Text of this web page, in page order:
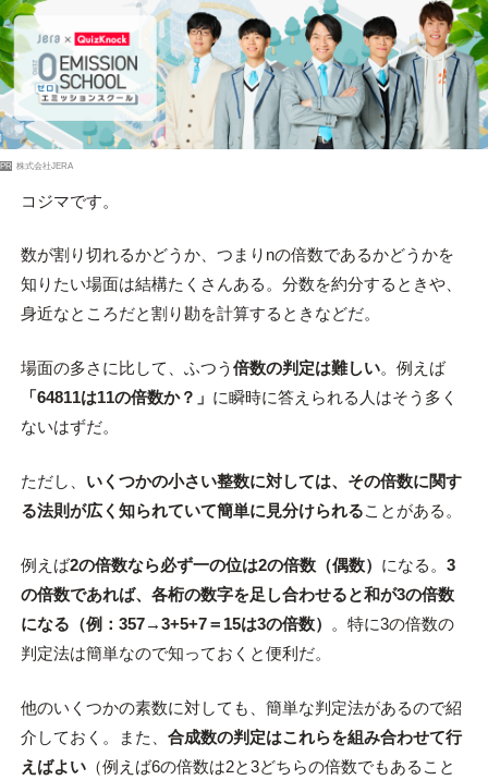
PR 株式会社JERA
コジマです。
数が割り切れるかどうか、つまりnの倍数であるかどうかを
知りたい場面は結構たくさんある。分数を約分するときや、
身近なところだと割り勘を計算するときなどだ。
場面の多さに比して、ふつう 倍数の判定は難しい。例えば
「64811は11の倍数か？」 に瞬時に答えられる人はそう多く
ないはずだ。
ただし、 いくつかの小さい整数に対しては、その倍数に関す
る法則が広く知られていて簡単に見分けられることがある。
例えば2の倍数なら必ず一の位は2の倍数（偶数） になる。 3
の倍数であれば、各桁の数字を足し合わせると和が3の倍数
になる（例：357→3+5+7＝15は3の倍数）
。特に3の倍数の
判定法は簡単なので知っておくと便利だ。
他のいくつかの素数に対しても、簡単な判定法があるので紹
介しておく。また、 合成数の判定はこれらを組み合わせて行
えばよい（例えば6の倍数は2と3どちらの倍数でもあること